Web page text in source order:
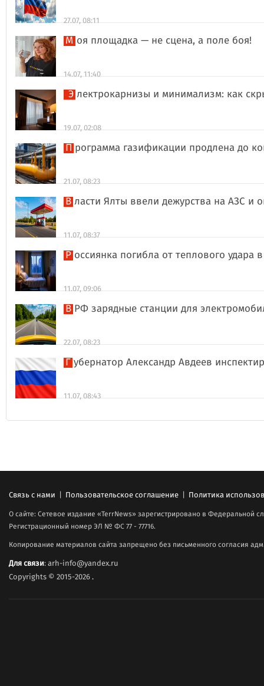
27.07, 08:11
Моя площадка — не сцена, а поле боя!
14.07, 11:40
Электрокарнизы и минимализм: как
19.07, 02:08
Программа газификации продлена до
21.07, 08:23
Власти Ялты ввели дежурства на АЗС и
11.07, 08:37
Россиянка погибла от теплового удара
11.07, 09:06
В РФ зарядные станции для
22.07, 08:23
Губернатор Александр Авдеев
11.07, 08:43
Связь с нами | Пользовательское соглашение | Политика
О сайте: Сетевое издание «TerrNews» зарегистрировано в Федеральной
Регистрационный номер ЭЛ № ФС 77 - 77716.
Копирование материалов сайта запрещено без письменного согласия
Для связи: arh-info@yandex.ru
Copyrights © 2015-2026.